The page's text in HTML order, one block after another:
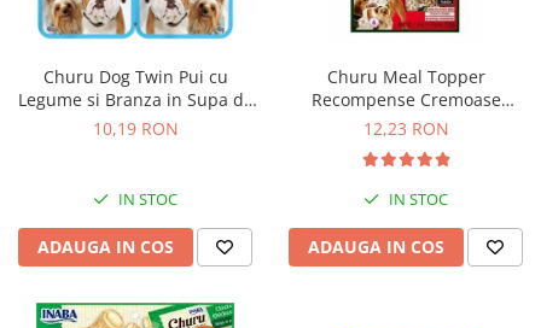
Lese, zgarzi si hamuri
Churu Dog Twin Pui cu
Legume si Branza in Supa de
Pui
10,19 RON
IN STOC
ADAUGA IN COS
Churu Meal Topper
Recompense Cremoase
pentru Caini Reteta cu Pui si
12,23 RON
IN STOC
ADAUGA IN COS